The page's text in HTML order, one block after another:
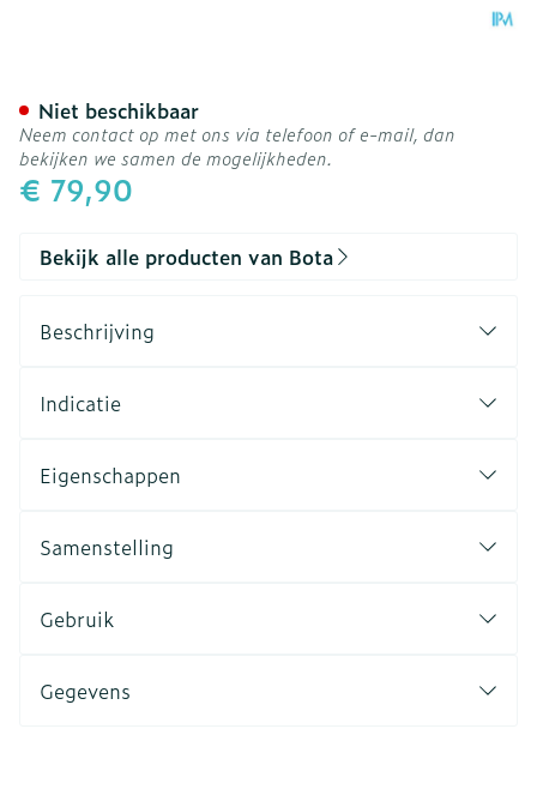
€ 79,90
Niet beschikbaar
Neem contact op met ons via telefoon of e-mail, dan
bekijken we samen de mogelijkheden.
Bekijk alle producten van Bota
Beschrijving
Indicatie
Eigenschappen
Samenstelling
Gebruik
Gegevens